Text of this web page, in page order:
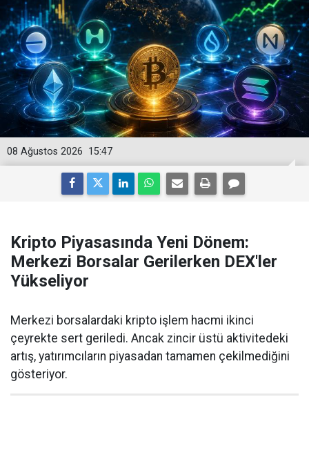
15:47
08 Ağustos 2026
Kripto Piyasasında Yeni Dönem:
Merkezi Borsalar Gerilerken DEX'ler
Yükseliyor
Merkezi borsalardaki kripto işlem hacmi ikinci
çeyrekte sert geriledi. Ancak zincir üstü aktivitedeki
artış, yatırımcıların piyasadan tamamen çekilmediğini
gösteriyor.